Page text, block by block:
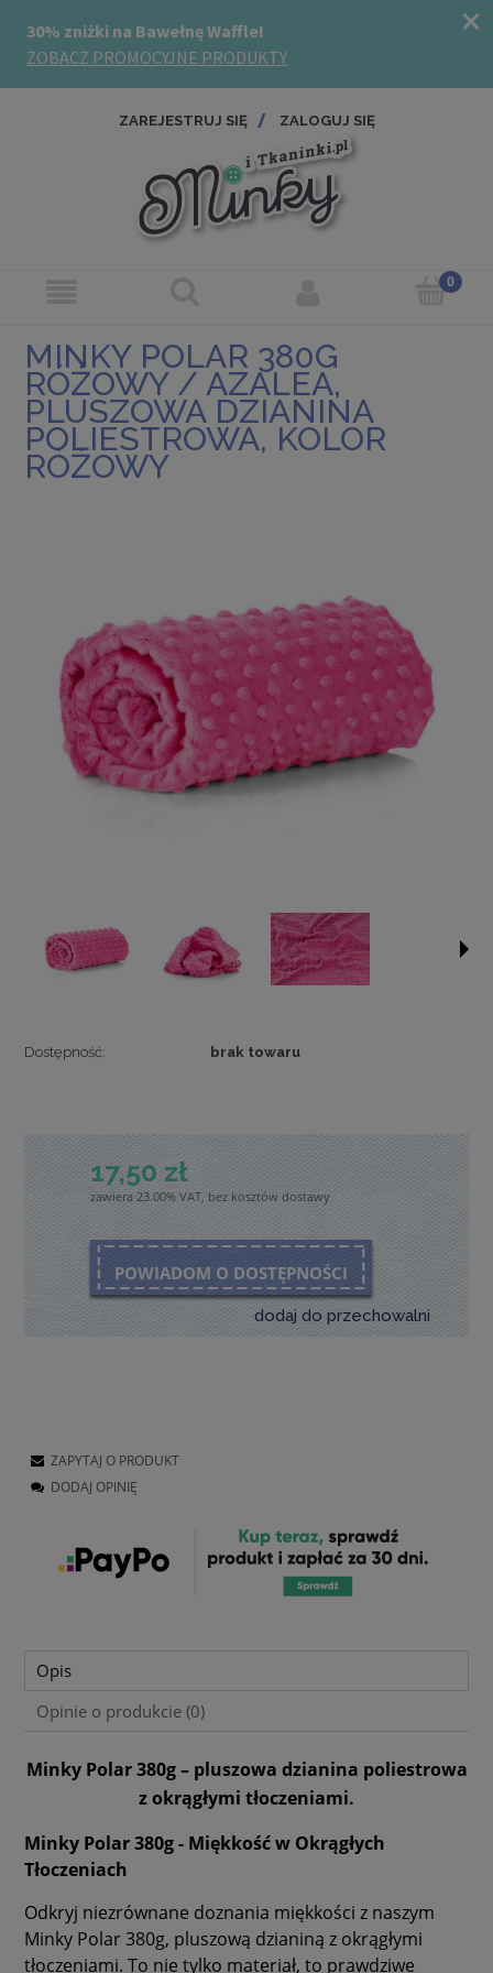
ZAREJESTRUJ SIĘ ZALOGUJ SIĘ
MINKY POLAR 380G
RÓŻOWY / AZALEA,
PLUSZOWA DZIANINA
POLIESTROWA, KOLOR
RÓŻOWY
Dostępność: brak towaru
17,50 zł
zawiera 23.00% VAT, bez kosztów dostawy
POWIADOM O DOSTĘPNOŚCI
dodaj do przechowalni
ZAPYTAJ O PRODUKT
DODAJ OPINIĘ
Opis
Opinie o produkcie (0)
Minky Polar 380g – pluszowa dzianina poliestrowa
z okrągłymi tłoczeniami.
Minky Polar 380g - Miękkość w Okrągłych
Tłoczeniach
Odkryj niezrównane doznania miękkości z naszym
Minky Polar 380g, pluszową dzianiną z okrągłymi
tłoczeniami. To nie tylko materiał, to prawdziwe